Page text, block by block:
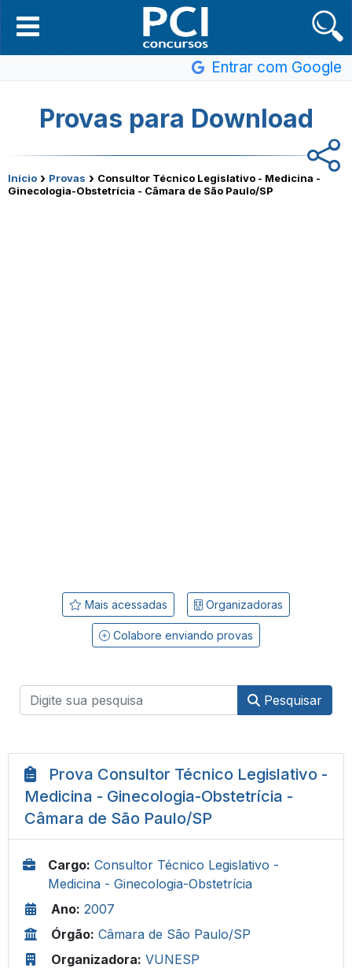
Entrar com Google
Provas para Download
Início › Provas › Consultor Técnico Legislativo - Medicina -
Ginecologia-Obstetrícia - Câmara de São Paulo/SP
Mais acessadas Organizadoras
Colabore enviando provas
Pesquisar
Prova Consultor Técnico Legislativo -
Medicina - Ginecologia-Obstetrícia -
Câmara de São Paulo/SP
Cargo: Consultor Técnico Legislativo -
Medicina - Ginecologia-Obstetrícia
Ano: 2007
Órgão: Câmara de São Paulo/SP
Organizadora: VUNESP